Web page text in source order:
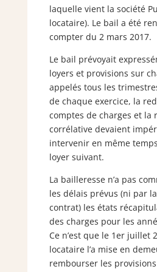
laquelle vient la société
locataire). Le bail a été
compter du 2 mars 2017.
Le bail prévoyait
loyers et provisions sur
appelés tous les
de chaque exercice, la
comptes de charges et la
corrélative devaient
intervenir en même
loyer suivant.
La bailleresse n’a pas
les délais prévus (ni par
contrat) les états
des charges pour les
Ce n’est que le 1er juillet
locataire l’a mise en
rembourser les